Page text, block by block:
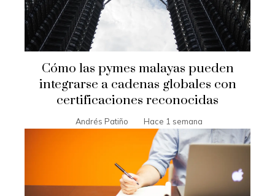
Cómo las pymes malayas pueden
integrarse a cadenas globales con
certificaciones reconocidas
Andrés Patiño Hace 1 semana